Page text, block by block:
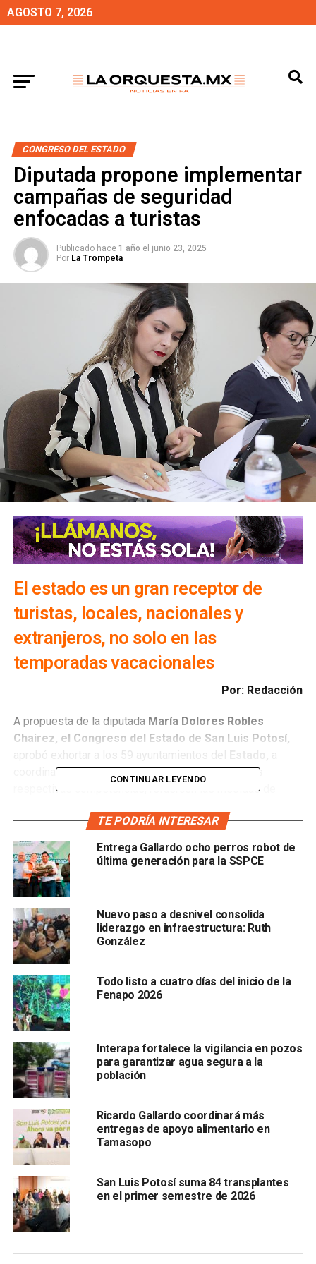
AGOSTO 7, 2026
CONGRESO DEL ESTADO
Diputada propone implementar
campañas de seguridad
enfocadas a turistas
Publicado hace 1 año el junio 23, 2025
Por La Trompeta
El estado es un gran receptor de
turistas, locales, nacionales y
extranjeros, no solo en las
temporadas vacacionales
Por: Redacción
A propuesta de la diputada María Dolores Robles
Chairez, el Congreso del Estado de San Luis Potosí,
coordinar esfuerzos, para que, en el ámbito de sus
respectivas competencias, refuercen las medidas de
turística responsable durante los periodos vacacionales.
Además, se verifique que todos los parajes y prestadores
de servicios turísticos apliquen los protocolos
establecidos por la autoridad en materia de salud,
movilidad, seguridad y protección civil.
En su exposición de motivos, se indica que
Potosíes un destino turístico que alberga lugares llenos
de magia y misticismo, que combinan cultura, historia,
naturaleza y tradiciones, entre sus atractivos se
encuentran parques, museos, cascadas, pueblos mágicos
y la Huasteca Potosina.
El Estado es un gran receptor de turistas, locales,
CONTINUAR LEYENDO
TE PODRÍA INTERESAR
Entrega Gallardo ocho perros robot de
última generación para la SSPCE
Nuevo paso a desnivel consolida
liderazgo en infraestructura: Ruth
González
Todo listo a cuatro días del inicio de la
Fenapo 2026
Interapa fortalece la vigilancia en pozos
para garantizar agua segura a la
población
Ricardo Gallardo coordinará más
entregas de apoyo alimentario en
Tamasopo
San Luis Potosí suma 84 transplantes
en el primer semestre de 2026